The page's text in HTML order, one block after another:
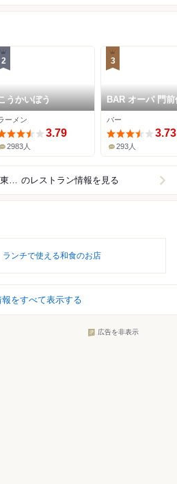
2
うかいぼう
ーメン
3.79
2983人
3
BAR オーパ 門
店
バー
3.73
293人
門前仲町・木場・東陽町 のレストラン情報を見る
ランチで使える和食のお店
報をすべて表示する
広告を非表示